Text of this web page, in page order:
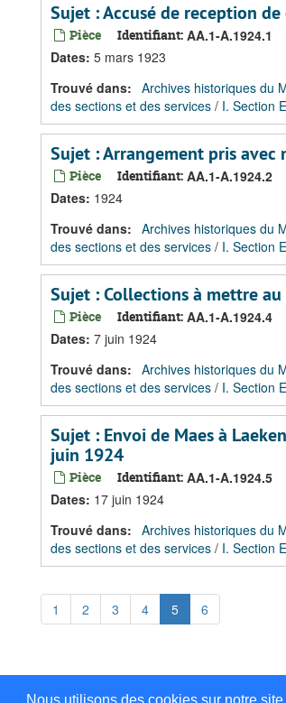
Nous utilisons des cookies sur notre
Sujet : Accusé de reception
Pièce Identifiant: AA.1-A.1924.1
Dates: 5 mars 1923
Trouvé dans: Archives historiques du
des sections et des services / I. Section
Sujet : Arrangement pris avec
Pièce Identifiant: AA.1-A.1924.2
Dates: 1924
Trouvé dans: Archives historiques du
des sections et des services / I. Section
Sujet : Collections à mettre
Pièce Identifiant: AA.1-A.1924.4
Dates: 7 juin 1924
Trouvé dans: Archives historiques du
des sections et des services / I. Section
Sujet : Envoi de Maes à
juin 1924
Pièce Identifiant: AA.1-A.1924.5
Dates: 17 juin 1924
Trouvé dans: Archives historiques du
des sections et des services / I. Section
1 2 3 4 5 6